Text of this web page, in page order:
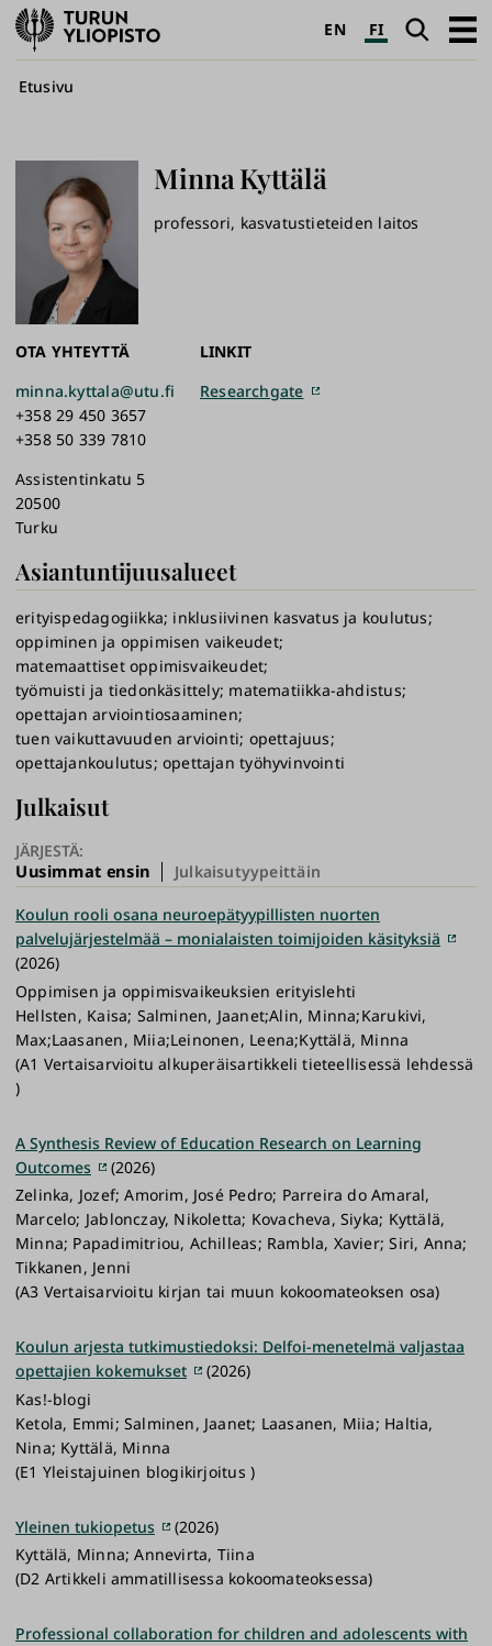
Turun
yliopisto
EN FI Haku
Avaa
Murupolku
Etusivu
Minna Kyttälä
professori, kasvatustieteiden laitos
OTA YHTEYTTÄ
minna.kyttala@utu.fi
+358 29 450 3657
+358 50 339 7810
Assistentinkatu 5
20500
Turku
LINKIT
Researchgate
Asiantuntijuusalueet
erityispedagogiikka inklusiivinen kasvatus ja koulutus
oppiminen ja oppimisen vaikeudet
matemaattiset oppimisvaikeudet
työmuisti ja tiedonkäsittely matematiikka-ahdistus
opettajan arviointiosaaminen
tuen vaikuttavuuden arviointi opettajuus
opettajankoulutus opettajan työhyvinvointi
Julkaisut
JÄRJESTÄ:
Uusimmat ensin Julkaisutyypeittäin
Koulun rooli osana neuroepätyypillisten nuorten
palvelujärjestelmää – monialaisten toimijoiden käsityksiä
(2026)
Oppimisen ja oppimisvaikeuksien erityislehti
Hellsten, Kaisa; Salminen, Jaanet;Alin, Minna;Karukivi,
Max;Laasanen, Miia;Leinonen, Leena;Kyttälä, Minna
(A1 Vertaisarvioitu alkuperäisartikkeli tieteellisessä lehdessä
)
A Synthesis Review of Education Research on Learning
Outcomes
(2026)
Zelinka, Jozef; Amorim, José Pedro; Parreira do Amaral,
Marcelo; Jablonczay, Nikoletta; Kovacheva, Siyka; Kyttälä,
Minna; Papadimitriou, Achilleas; Rambla, Xavier; Siri, Anna;
Tikkanen, Jenni
(A3 Vertaisarvioitu kirjan tai muun kokoomateoksen osa)
Koulun arjesta tutkimustiedoksi: Delfoi-menetelmä valjastaa
opettajien kokemukset
(2026)
Kas!-blogi
Ketola, Emmi; Salminen, Jaanet; Laasanen, Miia; Haltia,
Nina; Kyttälä, Minna
(E1 Yleistajuinen blogikirjoitus )
Yleinen tukiopetus
(2026)
Kyttälä, Minna; Annevirta, Tiina
(D2 Artikkeli ammatillisessa kokoomateoksessa)
Professional collaboration for children and adolescents with